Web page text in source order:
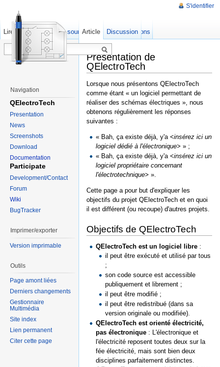
Présentation de
QElectroTech
Lorsque nous présentons QElectroTech
comme étant « un logiciel permettant de
réaliser des schémas électriques », nous
obtenons régulièrement les réponses
suivantes :
« Bah, ça existe déjà, y'a<insérez ici un
logiciel dédié à l'électronique> » ;
« Bah, ça existe déjà, y'a<insérez ici un
logiciel propriétaire concernant
l'électrotechnique> ».
Cette page a pour but d'expliquer les
objectifs du projet QElectroTech et en quoi
il est différent (ou recoupe) d'autres projets.
Objectifs de QElectroTech
QElectroTech est un logiciel libre :
il peut être exécuté et utilisé par tous
;
son code source est accessible
publiquement et librement ;
il peut être modifié ;
il peut être redistribué (dans sa
version originale ou modifiée).
QElectroTech est orienté électricité,
pas électronique : L'électronique et
l'électricité reposent toutes deux sur la
fée électricité, mais sont bien deux
disciplines parfaitement distinctes.
S'identifier
Article Discussion
Lire Afficher le texte source Anciennes révisions
Navigation
QElectroTech
Presentation
News
Screenshots
Download
Documentation
Participate
Development/Contact
Forum
Wiki
BugTracker
Imprimer/exporter
Version imprimable
Outils
Page amont liées
Derniers changements
Gestionnaire
Multimédia
Site index
Lien permanent
Citer cette page